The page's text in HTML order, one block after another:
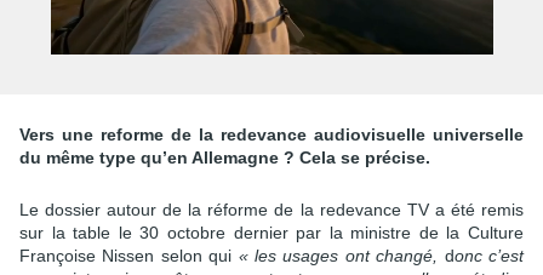
Vers une reforme de la redevance audiovisuelle universelle
du même type qu’en Allemagne ? Cela se précise.
Le dossier autour de la réforme de la redevance TV a été remis
sur la table le 30 octobre dernier par la ministre de la Culture
Françoise Nissen selon qui « les usages ont changé, donc c’est